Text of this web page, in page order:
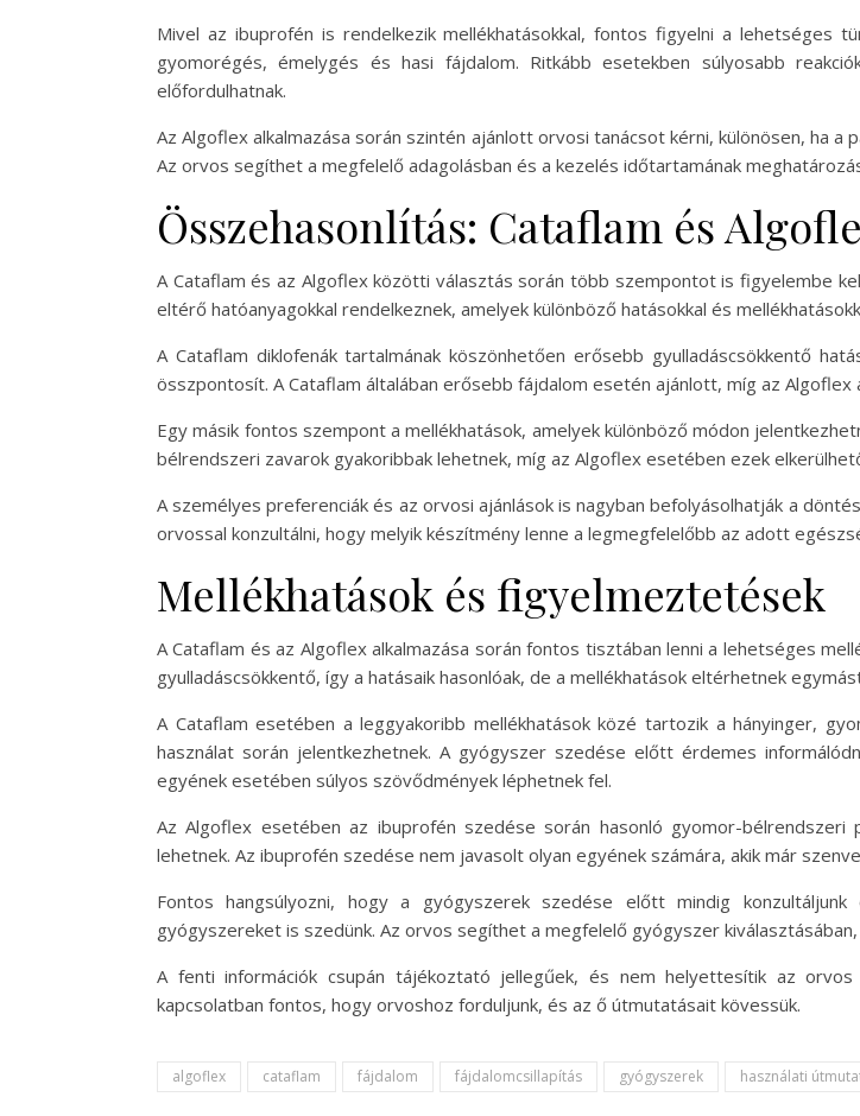
Mivel az ibuprofén is rendelkezik mellékhatásokkal, fontos figyelni a lehetséges
gyomorégés, émelygés és hasi fájdalom. Ritkább esetekben súlyosabb
előfordulhatnak.
Az Algoflex alkalmazása során szintén ajánlott orvosi tanácsot kérni, különösen, ha
Az orvos segíthet a megfelelő adagolásban és a kezelés időtartamának
Összehasonlítás: Cataflam és
A Cataflam és az Algoflex közötti választás során több szempontot is figyelembe
eltérő hatóanyagokkal rendelkeznek, amelyek különböző hatásokkal és
A Cataflam diklofenák tartalmának köszönhetően erősebb gyulladáscsökkentő
összpontosít. A Cataflam általában erősebb fájdalom esetén ajánlott, míg az
Egy másik fontos szempont a mellékhatások, amelyek különböző módon
bélrendszeri zavarok gyakoribbak lehetnek, míg az Algoflex esetében ezek
A személyes preferenciák és az orvosi ajánlások is nagyban befolyásolhatják a
orvossal konzultálni, hogy melyik készítmény lenne a legmegfelelőbb az adott
Mellékhatások és figyelmeztetések
A Cataflam és az Algoflex alkalmazása során fontos tisztában lenni a lehetséges
gyulladáscsökkentő, így a hatásaik hasonlóak, de a mellékhatások eltérhetnek
A Cataflam esetében a leggyakoribb mellékhatások közé tartozik a hányinger,
használat során jelentkezhetnek. A gyógyszer szedése előtt érdemes
egyének esetében súlyos szövődmények léphetnek fel.
Az Algoflex esetében az ibuprofén szedése során hasonló gyomor-bélrendszeri
lehetnek. Az ibuprofén szedése nem javasolt olyan egyének számára, akik már
Fontos hangsúlyozni, hogy a gyógyszerek szedése előtt mindig
gyógyszereket is szedünk. Az orvos segíthet a megfelelő gyógyszer
A fenti információk csupán tájékoztató jellegűek, és nem helyettesítik az
kapcsolatban fontos, hogy orvoshoz forduljunk, és az ő útmutatásait kövessük.
algoflex cataflam fájdalom fájdalomcsillapítás gyógyszerek használati